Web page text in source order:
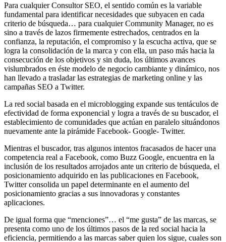
Para cualquier Consultor SEO, el sentido común es la variable
fundamental para identificar necesidades que subyacen en cada
criterio de búsqueda… para cualquier Community Manager, no es
sino a través de lazos firmemente estrechados, centrados en la
confianza, la reputación, el compromiso y la escucha activa, que se
logra la consolidación de la marca y con ella, un paso más hacia la
consecución de los objetivos y sin duda, los últimos avances
vislumbrados en éste modelo de negocio cambiante y dinámico, nos
han llevado a trasladar las estrategias de marketing online y las
campañas SEO a Twitter.
La red social basada en el microblogging expande sus tentáculos de
efectividad de forma exponencial y logra a través de su buscador, el
establecimiento de comunidades que actúan en paralelo situándonos
nuevamente ante la pirámide Facebook- Google- Twitter.
Mientras el buscador, tras algunos intentos fracasados de hacer una
competencia real a Facebook, como Buzz Google, encuentra en la
inclusión de los resultados arrojados ante un criterio de búsqueda, el
posicionamiento adquirido en las publicaciones en Facebook,
Twitter consolida un papel determinante en el aumento del
posicionamiento gracias a sus innovadoras y constantes
aplicaciones.
De igual forma que “menciones”… el “me gusta” de las marcas, se
presenta como uno de los últimos pasos de la red social hacia la
eficiencia, permitiendo a las marcas saber quien los sigue, cuales son